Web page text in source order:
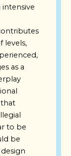
intensive
levels,
as a
that
to be
be